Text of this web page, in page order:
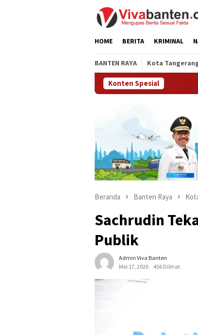
HOME BERITA KRIMINAL
BANTEN RAYA Kota
Konten Spesial
Beranda Banten Raya
Sachrudin
Publik
Admin Viva Banten
Mei 17, 2026
456 Dilihat